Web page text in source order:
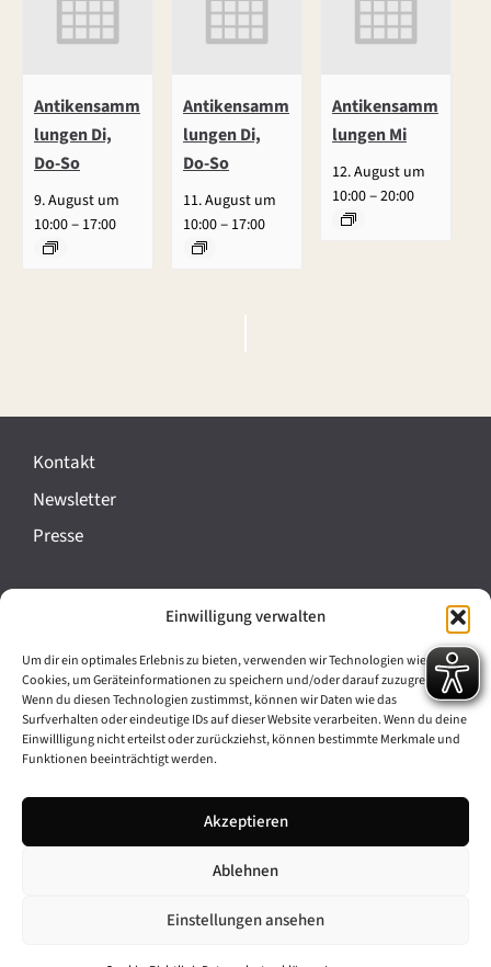
Einwilligung verwalten
Um dir ein optimales Erlebnis zu bieten, verwenden wir Technologien wie
Cookies, um Geräteinformationen zu speichern und/oder darauf zuzugreifen.
Wenn du diesen Technologien zustimmst, können wir Daten wie das
Surfverhalten oder eindeutige IDs auf dieser Website verarbeiten. Wenn du deine
Einwillligung nicht erteilst oder zurückziehst, können bestimmte Merkmale und
Funktionen beeinträchtigt werden.
Akzeptieren
Ablehnen
Einstellungen ansehen
Antikensamm
lungen Di,
Do-So
9. August um
10:00– 17:00
Antikensamm
lungen Di,
Do-So
11. August um
10:00– 17:00
Antikensamm
lungen Mi
12. August um
10:00–20:00
e
a
n
t
l
t
u
g
-
Kontakt
Newsletter
Presse
Cookie-Richtlinie (EU)
Barrierefreiheit